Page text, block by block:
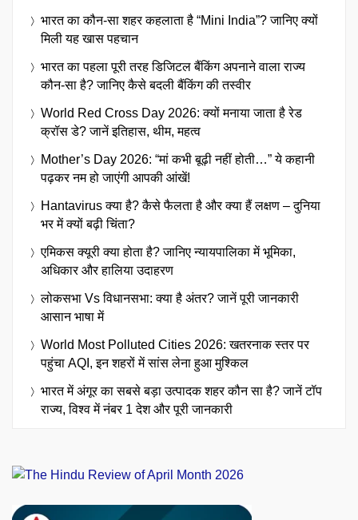
भारत का कौन-सा शहर कहलाता है “Mini India”? जानिए क्यों
मिली यह खास पहचान
भारत का पहला पूरी तरह डिजिटल बैंकिंग अपनाने वाला राज्य
कौन-सा है? जानिए कैसे बदली बैंकिंग की तस्वीर
World Red Cross Day 2026: क्यों मनाया जाता है रेड
क्रॉस डे? जानें इतिहास, थीम, महत्व
Mother’s Day 2026: “मां कभी बूढ़ी नहीं होती…” ये कहानी
पढ़कर नम हो जाएंगी आपकी आंखें!
Hantavirus क्या है? कैसे फैलता है और क्या हैं लक्षण – दुनिया
भर में क्यों बढ़ी चिंता?
एमिकस क्यूरी क्या होता है? जानिए न्यायपालिका में भूमिका,
अधिकार और हालिया उदाहरण
लोकसभा Vs विधानसभा: क्या है अंतर? जानें पूरी जानकारी
आसान भाषा में
World Most Polluted Cities 2026: खतरनाक स्तर पर
पहुंचा AQI, इन शहरों में सांस लेना हुआ मुश्किल
भारत में अंगूर का सबसे बड़ा उत्पादक शहर कौन सा है? जानें टॉप
राज्य, विश्व में नंबर 1 देश और पूरी जानकारी